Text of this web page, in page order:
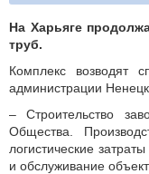
На Харьяге
труб.
Комплекс возводят
администрации
– Строительство
Общества.
логистические
и обслуживание